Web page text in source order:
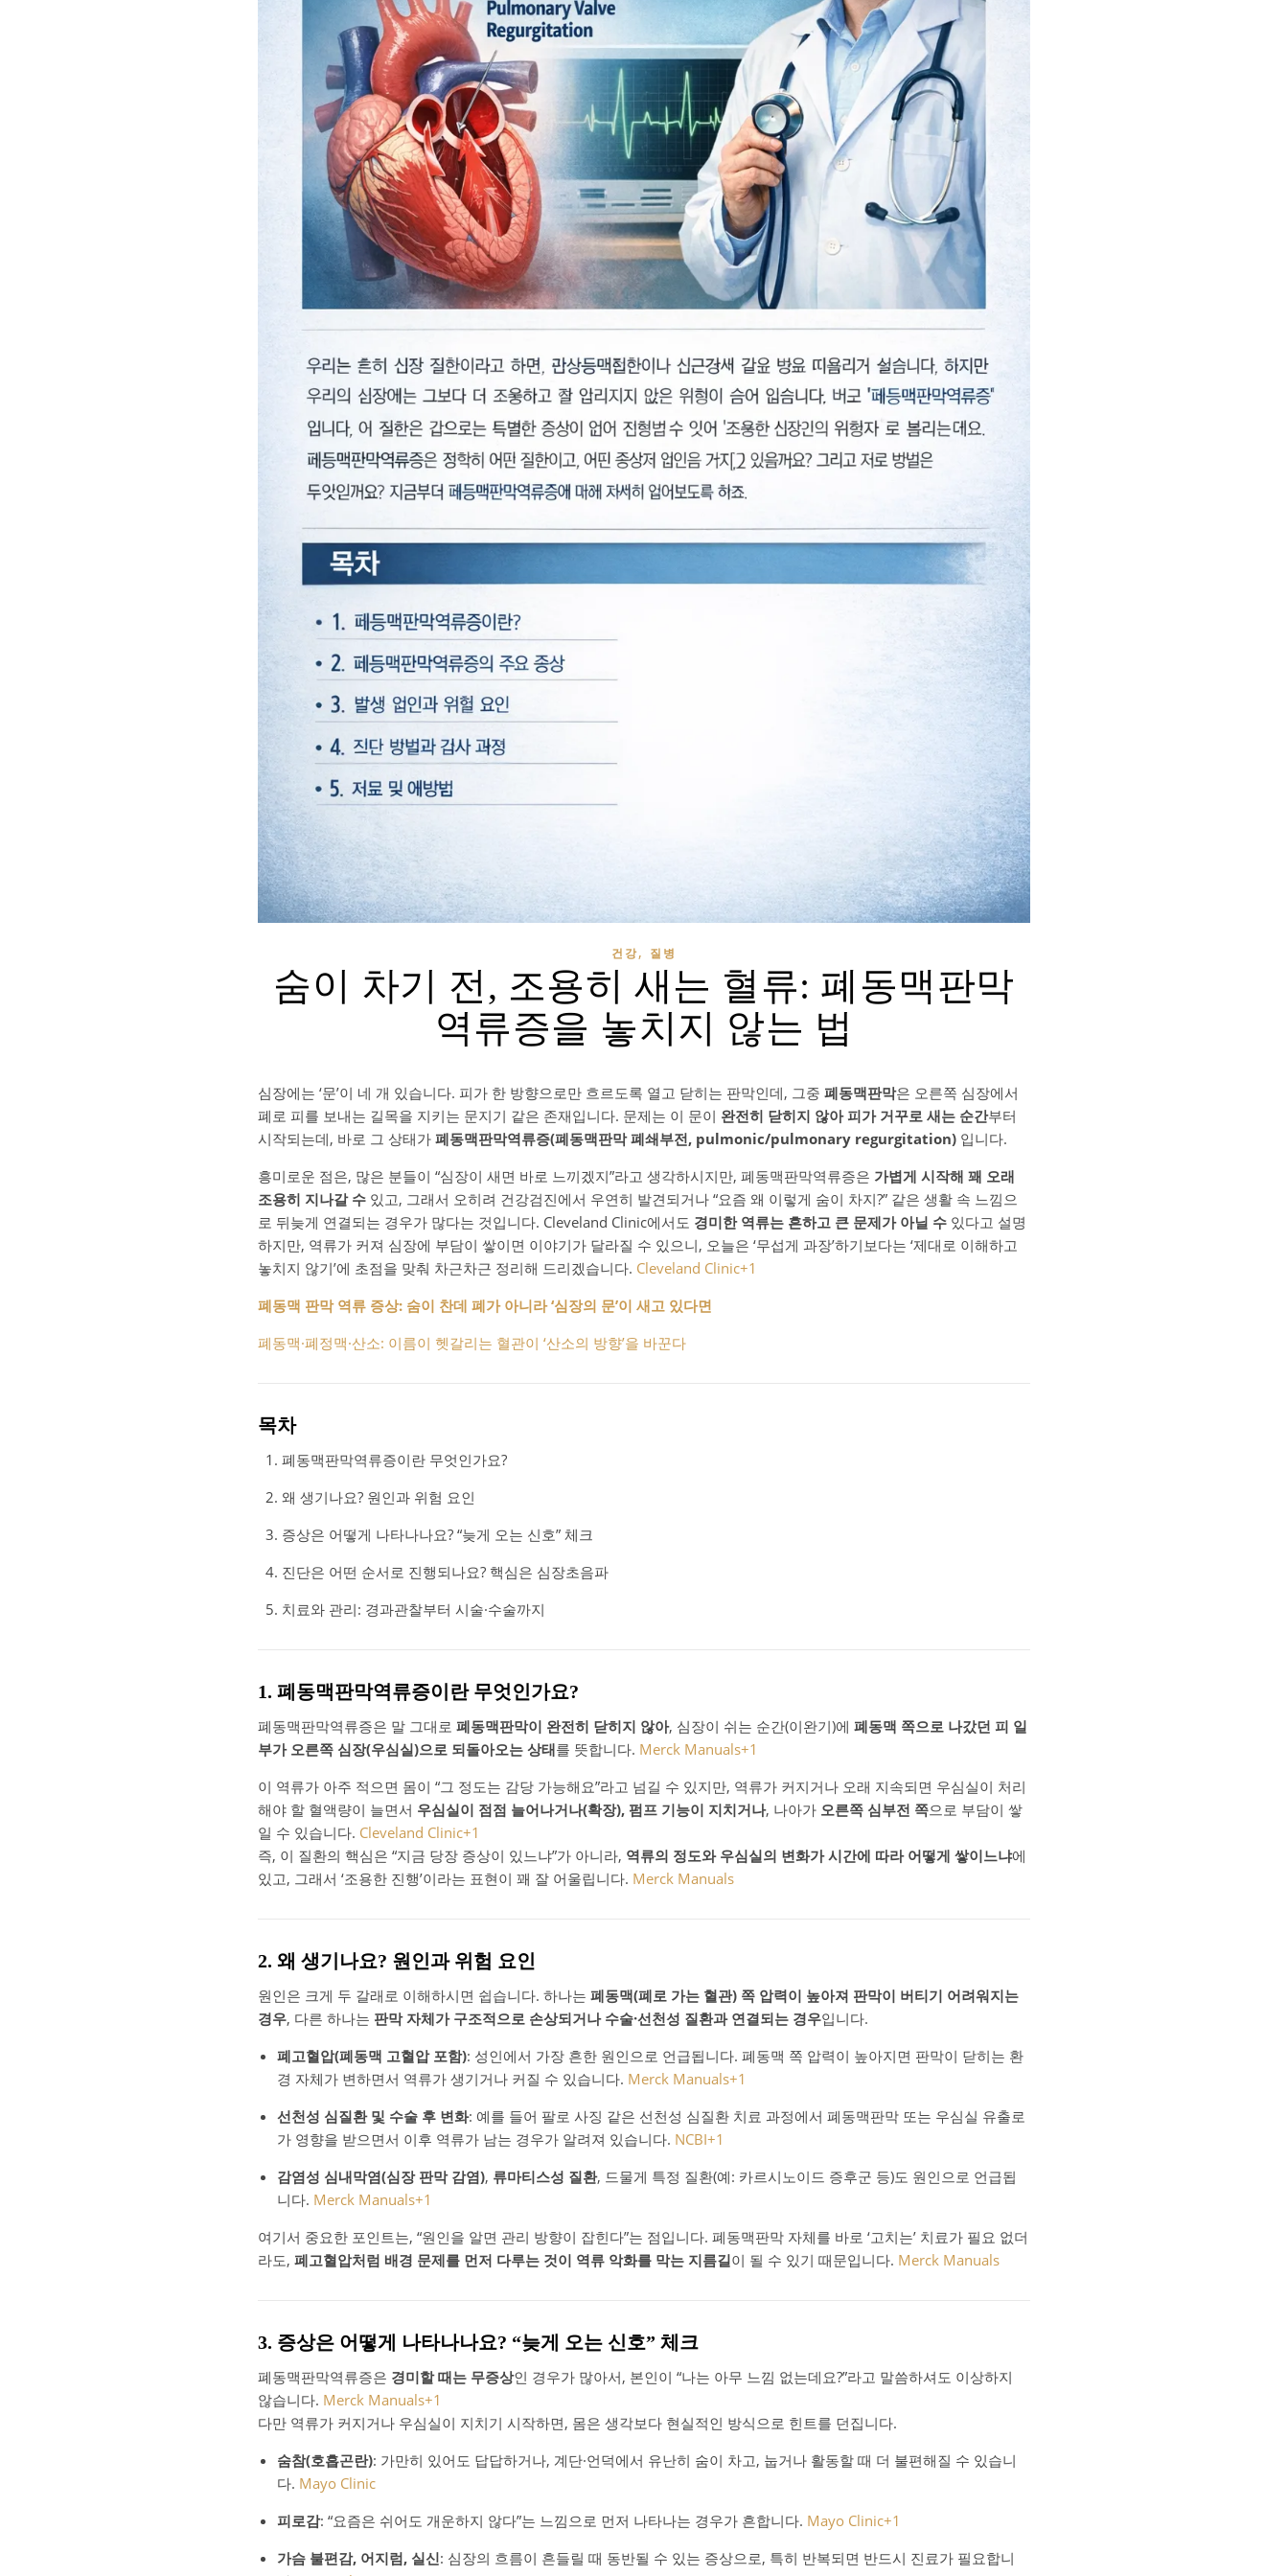
건강, 질병
숨이 차기 전, 조용히 새는 혈류: 폐동맥판막
역류증을 놓치지 않는 법
심장에는 ‘문’이 네 개 있습니다. 피가 한 방향으로만 흐르도록 열고 닫히는 판막인데, 그중 폐동맥판막은 오른쪽 심장에서
폐로 피를 보내는 길목을 지키는 문지기 같은 존재입니다. 문제는 이 문이 완전히 닫히지 않아 피가 거꾸로 새는 순간부터
시작되는데, 바로 그 상태가 폐동맥판막역류증(폐동맥판막 폐쇄부전, pulmonic/pulmonary regurgitation) 입니다.
흥미로운 점은, 많은 분들이 “심장이 새면 바로 느끼겠지”라고 생각하시지만, 폐동맥판막역류증은 가볍게 시작해 꽤 오래
조용히 지나갈 수 있고, 그래서 오히려 건강검진에서 우연히 발견되거나 “요즘 왜 이렇게 숨이 차지?” 같은 생활 속 느낌으
로 뒤늦게 연결되는 경우가 많다는 것입니다. Cleveland Clinic에서도 경미한 역류는 흔하고 큰 문제가 아닐 수 있다고 설명
하지만, 역류가 커져 심장에 부담이 쌓이면 이야기가 달라질 수 있으니, 오늘은 ‘무섭게 과장’하기보다는 ‘제대로 이해하고
놓치지 않기’에 초점을 맞춰 차근차근 정리해 드리겠습니다. Cleveland Clinic+1
폐동맥 판막 역류 증상: 숨이 찬데 폐가 아니라 ‘심장의 문’이 새고 있다면
폐동맥·폐정맥·산소: 이름이 헷갈리는 혈관이 ‘산소의 방향’을 바꾼다
목차
폐동맥판막역류증이란 무엇인가요?
왜 생기나요? 원인과 위험 요인
증상은 어떻게 나타나나요? “늦게 오는 신호” 체크
진단은 어떤 순서로 진행되나요? 핵심은 심장초음파
치료와 관리: 경과관찰부터 시술·수술까지
1. 폐동맥판막역류증이란 무엇인가요?
폐동맥판막역류증은 말 그대로 폐동맥판막이 완전히 닫히지 않아, 심장이 쉬는 순간(이완기)에 폐동맥 쪽으로 나갔던 피 일
부가 오른쪽 심장(우심실)으로 되돌아오는 상태를 뜻합니다. Merck Manuals+1
이 역류가 아주 적으면 몸이 “그 정도는 감당 가능해요”라고 넘길 수 있지만, 역류가 커지거나 오래 지속되면 우심실이 처리
해야 할 혈액량이 늘면서 우심실이 점점 늘어나거나(확장), 펌프 기능이 지치거나, 나아가 오른쪽 심부전 쪽으로 부담이 쌓
일 수 있습니다. Cleveland Clinic+1
즉, 이 질환의 핵심은 “지금 당장 증상이 있느냐”가 아니라, 역류의 정도와 우심실의 변화가 시간에 따라 어떻게 쌓이느냐에
있고, 그래서 ‘조용한 진행’이라는 표현이 꽤 잘 어울립니다. Merck Manuals
2. 왜 생기나요? 원인과 위험 요인
원인은 크게 두 갈래로 이해하시면 쉽습니다. 하나는 폐동맥(폐로 가는 혈관) 쪽 압력이 높아져 판막이 버티기 어려워지는
경우, 다른 하나는 판막 자체가 구조적으로 손상되거나 수술·선천성 질환과 연결되는 경우입니다.
폐고혈압(폐동맥 고혈압 포함): 성인에서 가장 흔한 원인으로 언급됩니다. 폐동맥 쪽 압력이 높아지면 판막이 닫히는 환
경 자체가 변하면서 역류가 생기거나 커질 수 있습니다. Merck Manuals+1
선천성 심질환 및 수술 후 변화: 예를 들어 팔로 사징 같은 선천성 심질환 치료 과정에서 폐동맥판막 또는 우심실 유출로
가 영향을 받으면서 이후 역류가 남는 경우가 알려져 있습니다. NCBI+1
감염성 심내막염(심장 판막 감염), 류마티스성 질환, 드물게 특정 질환(예: 카르시노이드 증후군 등)도 원인으로 언급됩
니다. Merck Manuals+1
여기서 중요한 포인트는, “원인을 알면 관리 방향이 잡힌다”는 점입니다. 폐동맥판막 자체를 바로 ‘고치는’ 치료가 필요 없더
라도, 폐고혈압처럼 배경 문제를 먼저 다루는 것이 역류 악화를 막는 지름길이 될 수 있기 때문입니다. Merck Manuals
3. 증상은 어떻게 나타나나요? “늦게 오는 신호” 체크
폐동맥판막역류증은 경미할 때는 무증상인 경우가 많아서, 본인이 “나는 아무 느낌 없는데요?”라고 말씀하셔도 이상하지
않습니다. Merck Manuals+1
다만 역류가 커지거나 우심실이 지치기 시작하면, 몸은 생각보다 현실적인 방식으로 힌트를 던집니다.
숨참(호흡곤란): 가만히 있어도 답답하거나, 계단·언덕에서 유난히 숨이 차고, 눕거나 활동할 때 더 불편해질 수 있습니
다. Mayo Clinic
피로감: “요즘은 쉬어도 개운하지 않다”는 느낌으로 먼저 나타나는 경우가 흔합니다. Mayo Clinic+1
가슴 불편감, 어지럼, 실신: 심장의 흐름이 흔들릴 때 동반될 수 있는 증상으로, 특히 반복되면 반드시 진료가 필요합니